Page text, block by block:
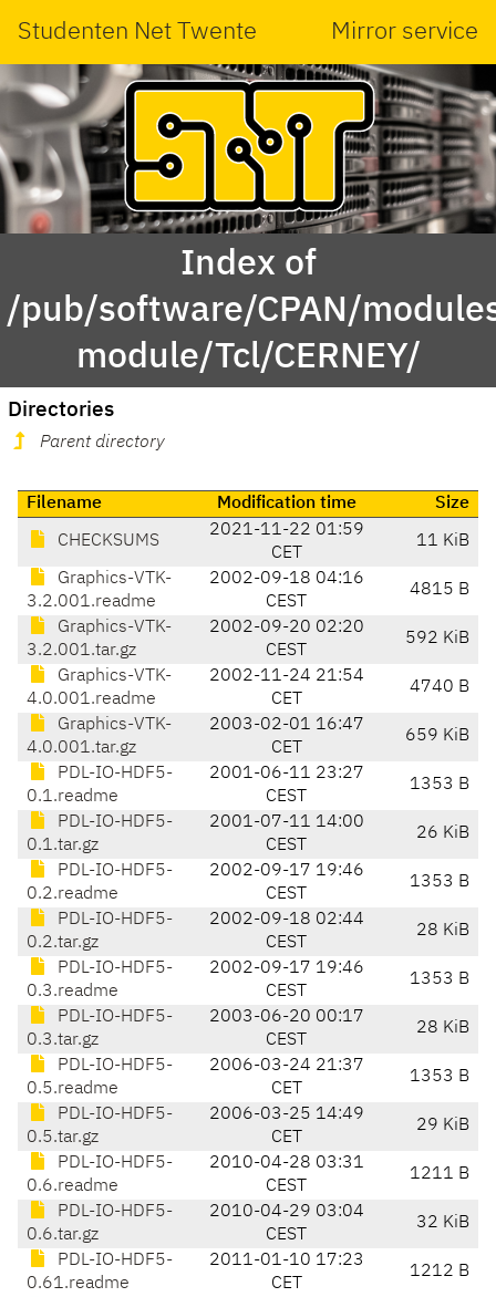
Studenten Net Twente Mirror service
Index of
/pub/software/CPAN/
module/Tcl/CERNEY/
Directories
Parent directory
Filename Modification time Size
CHECKSUMS
2021-11-22 01:59
CET
11 KiB
Graphics-VTK-
3.2.001.readme
2002-09-18 04:16
CEST
4815 B
Graphics-VTK-
3.2.001.tar.gz
2002-09-20 02:20
CEST
592 KiB
Graphics-VTK-
4.0.001.readme
2002-11-24 21:54
CET
4740 B
Graphics-VTK-
4.0.001.tar.gz
2003-02-01 16:47
CET
659 KiB
PDL-IO-HDF5-
0.1.readme
2001-06-11 23:27
CEST
1353 B
PDL-IO-HDF5-
0.1.tar.gz
2001-07-11 14:00
CEST
26 KiB
PDL-IO-HDF5-
0.2.readme
2002-09-17 19:46
CEST
1353 B
PDL-IO-HDF5-
0.2.tar.gz
2002-09-18 02:44
CEST
28 KiB
PDL-IO-HDF5-
0.3.readme
2002-09-17 19:46
CEST
1353 B
PDL-IO-HDF5-
0.3.tar.gz
2003-06-20 00:17
CEST
28 KiB
PDL-IO-HDF5-
0.5.readme
2006-03-24 21:37
CET
1353 B
PDL-IO-HDF5-
0.5.tar.gz
2006-03-25 14:49
CET
29 KiB
PDL-IO-HDF5-
0.6.readme
2010-04-28 03:31
CEST
1211 B
PDL-IO-HDF5-
0.6.tar.gz
2010-04-29 03:04
CEST
32 KiB
PDL-IO-HDF5-
0.61.readme
2011-01-10 17:23
CET
1212 B